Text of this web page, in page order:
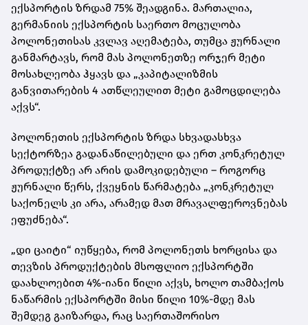
ექსპორტის ზრდამ 75% შეადგინა. მართალია,
გერმანიის ექსპორტის საერთო მოცულობა
პოლონეთისას კვლავ აღემატება, თუმცა ჟურნალი
განმარტავს, რომ მას პოლონეთზე ორჯერ მეტი
მოსახლეობა ჰყავს და „კაპიტალიზმის
განვითარების 4 ათწლეულით მეტი გამოცდილება
აქვს“.
პოლონეთის ექსპორტის ზრდა სხვადასხვა
სექტორზეა გადანაწილებული და ერთ კონკრეტულ
პროდუქტზე არ არის დამოკიდებული – როგორც
ჟურნალი წერს, ქვეყნის წარმატება „კონკრეტულ
საქონელს კი არა, არამედ მათ მრავალფეროვნებას
ეფუძნება“.
„დი ცაიტი“ იუწყება, რომ პოლონეთს ხორცისა და
თევზის პროდუქტების მსოფლიო ექსპორტში
დაახლოებით 4%-იანი წილი აქვს, ხოლო თამბაქოს
ნაწარმის ექსპორტში მისი წილი 10%-მდე მას
შემდეგ გაიზარდა, რაც საერთაშორისო